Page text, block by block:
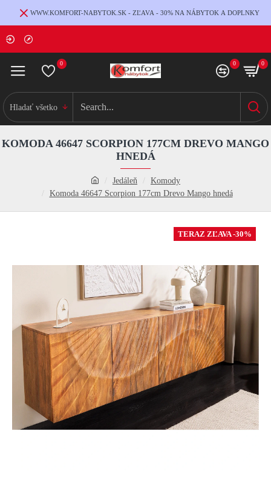
WWW.KOMFORT-NABYTOK.SK - ZĽAVA - 30% NA NÁBYTOK A DOPLNKY
0 0 0
Hladať všetko
Jedáleň
Komody
Komoda 46647 Scorpion 177cm Drevo Mango hnedá
KOMODA 46647 SCORPION 177CM DREVO MANGO
HNEDÁ
TERAZ ZĽAVA -30%